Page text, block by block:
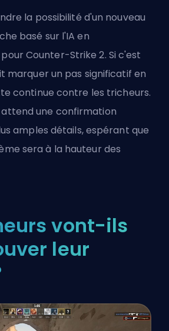
la possibilité d'un nouveau
basé sur l'IA en
Counter-Strike 2. Si c'est
marquer un pas significatif en
continue contre les tricheurs.
une confirmation
amples détails, espérant que
sera à la hauteur des
vont-ils
leur